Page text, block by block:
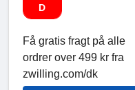
D
Få gratis fragt på alle
ordrer over 499 kr fra
zwilling.com/dk